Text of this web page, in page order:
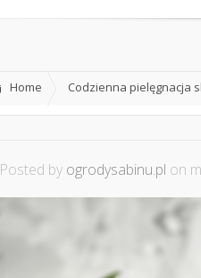
Home Codzienna pielęgnacja
Posted by ogrodysabinu.pl on